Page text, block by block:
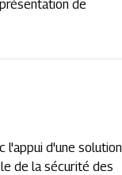
de
l'appui d'une solution
de la sécurité des